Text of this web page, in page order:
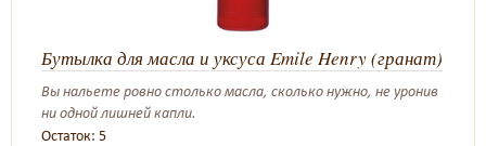
Бутылка для масла и уксуса Emile Henry (гранат)
Вы нальете ровно столько масла, сколько нужно, не уронив
ни одной лишней капли.
Остаток: 5